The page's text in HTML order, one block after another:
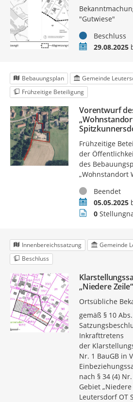
"Gutwiese"
StatusBeschluss
Zeitraum29.08.2025
Bebauungsplan
Gemeinde
Frühzeitige Beteiligung
Vorentwurf
Frühzeitige
der
des
„Wohnstandort
StatusBeendet
Zeitraum05.05.2025
Stellungnahmen
0
Innenbereichssatzung
Gemeinde
Beschluss
„Niedere Zeile“
Ortsübliche
gemäß § 10
Inkrafttretens
der
Nr. 1 BauGB in
nach § 34 (4)
Gebiet
Leutersdorf OT